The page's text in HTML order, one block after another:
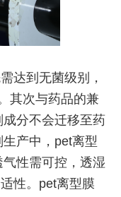
达到无菌级别，
其次与药品的兼
分不会迁移至药
产中，pet离型
性需可控，透湿
性。pet离型膜